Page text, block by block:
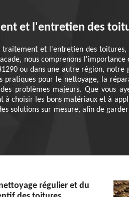
et l'entretien des
et l'entretien des
nous comprenons
ou dans une autre région,
pratiques pour le nettoyage, la
problèmes majeurs. Que vous
à choisir les bons matériaux et à
solutions sur mesure, afin de
régulier et du